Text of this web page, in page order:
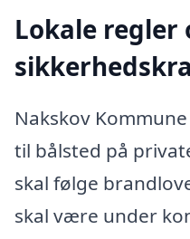
Lokale regler
Nakskov
til bålsted på
skal følge
skal være under